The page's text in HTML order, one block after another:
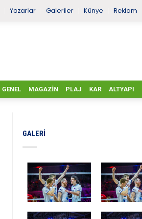
Yazarlar Galeriler Künye Reklam
GENEL MAGAZIN PLAJ KAR ALTYAPI
GALERI